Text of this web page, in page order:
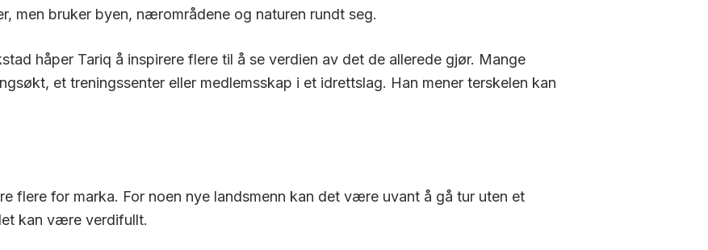
men bruker byen, nærområdene og naturen rundt seg.
håper Tariq å inspirere flere til å se verdien av det de allerede gjør. Mange
et treningssenter eller medlemsskap i et idrettslag. Han mener terskelen kan
flere for marka. For noen nye landsmenn kan det være uvant å gå tur uten et
kan være verdifullt.